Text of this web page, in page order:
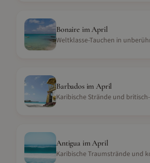
Bonaire imApril
Weltklasse-Tauchen in
BarbadosimApril
Antigua imApril